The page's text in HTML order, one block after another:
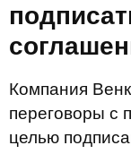
Компания
переговоры с
целью